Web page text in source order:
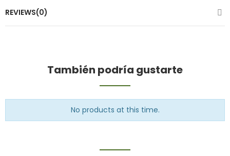
REVIEWS(0)
También podría gustarte
No products at this time.